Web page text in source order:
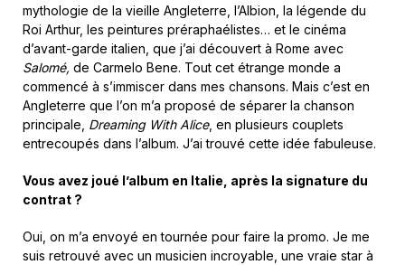
mythologie de la vieille Angleterre, l’Albion, la légende du
Roi Arthur, les peintures préraphaélistes… et le cinéma
d’avant-garde italien, que j’ai découvert à Rome avec
Salomé, de Carmelo Bene. Tout cet étrange monde a
commencé à s’immiscer dans mes chansons. Mais c’est en
Angleterre que l’on m’a proposé de séparer la chanson
principale, Dreaming With Alice, en plusieurs couplets
entrecoupés dans l’album. J’ai trouvé cette idée fabuleuse.
Vous avez joué l’album en Italie, après la signature du
contrat ?
Oui, on m’a envoyé en tournée pour faire la promo. Je me
suis retrouvé avec un musicien incroyable, une vraie star à